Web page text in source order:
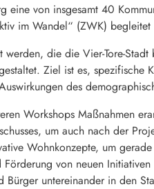
eine von insgesamt 40
im Wandel“ (ZWK)
die die Vier-Tore-
Ziel ist es,
des
Workshops Maßnahmen
um auch nach der
Wohnkonzepte, um
von neuen
untereinander in den